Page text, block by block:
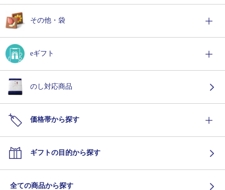
その他・袋
eギフト
のし対応商品
価格帯から探す
ギフトの目的から探す
全ての商品から探す